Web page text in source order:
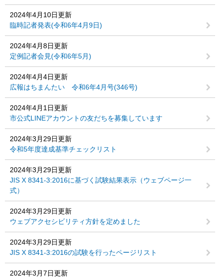
2024年4月10日更新
臨時記者発表(令和6年4月9日)
2024年4月8日更新
定例記者会見(令和6年5月)
2024年4月4日更新
広報はちまんたい 令和6年4月号(346号)
2024年4月1日更新
市公式LINEアカウントの友だちを募集しています
2024年3月29日更新
令和5年度達成基準チェックリスト
2024年3月29日更新
JIS X 8341-3:2016に基づく試験結果表示（ウェブページ一
式）
2024年3月29日更新
ウェブアクセシビリティ方針を定めました
2024年3月29日更新
JIS X 8341-3:2016の試験を行ったページリスト
2024年3月7日更新